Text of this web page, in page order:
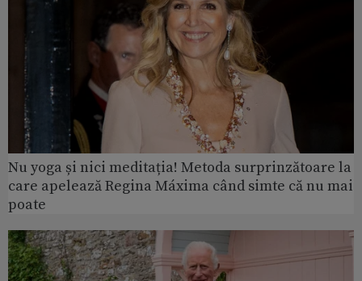
Nu yoga și nici meditația! Metoda surprinzătoare la
care apelează Regina Máxima când simte că nu mai
poate